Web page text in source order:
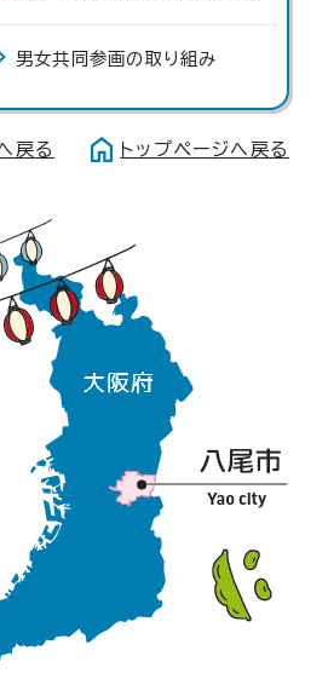
男女共同参画の取り組み
戻る トップページへ戻る